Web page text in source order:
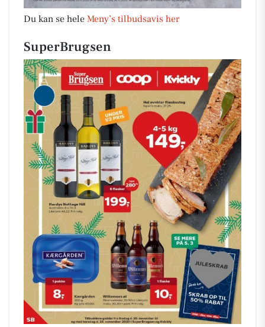
Du kan se hele Meny’s tilbudsavis her
SuperBrugsen